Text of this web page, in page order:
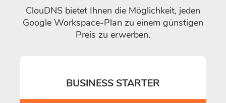
ClouDNS bietet Ihnen die Möglichkeit, jeden
Google Workspace-Plan zu einem günstigen
Preis zu erwerben.
BUSINESS STARTER